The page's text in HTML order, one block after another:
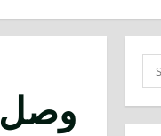
وصل